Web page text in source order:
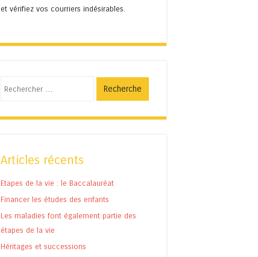
et vérifiez vos courriers indésirables.
Articles récents
Etapes de la vie : le Baccalauréat
Financer les études des enfants
Les maladies font également partie des
étapes de la vie
Héritages et successions